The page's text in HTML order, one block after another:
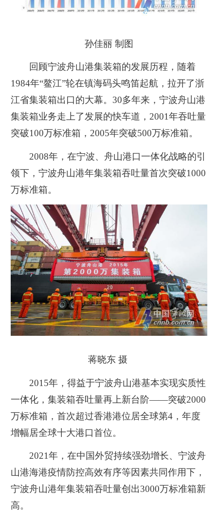
孙佳丽 制图
回顾宁波舟山港集装箱的发展历程，随着
1984年“鳌江”轮在镇海码头鸣笛起航，拉开了浙
江省集装箱出口的大幕。30多年来，宁波舟山港
集装箱业务走上了发展的快车道，2001年吞吐量
突破100万标准箱，2005年突破500万标准箱。
2008年，在宁波、舟山港口一体化战略的引
领下，宁波舟山港年集装箱吞吐量首次突破1000
万标准箱。
蒋晓东 摄
2015年，得益于宁波舟山港基本实现实质性
一体化，集装箱吞吐量再上新台阶——突破2000
万标准箱，首次超过香港港位居全球第4，年度
增幅居全球十大港口首位。
2021年，在中国外贸持续强劲增长、宁波舟
山港海港疫情防控高效有序等因素共同作用下，
宁波舟山港年集装箱吞吐量创出3000万标准箱新
高。